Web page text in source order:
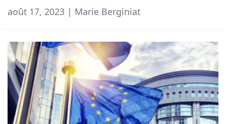
août 17, 2023 | Marie Berginiat